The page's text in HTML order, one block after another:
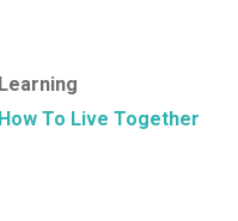
Learning
How To Live Together